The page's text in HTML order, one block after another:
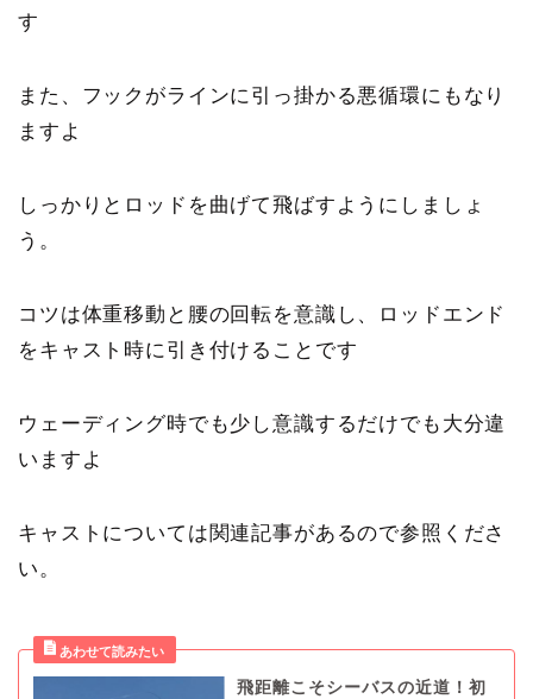
す
また、フックがラインに引っ掛かる悪循環にもなり
ますよ
しっかりとロッドを曲げて飛ばすようにしましょ
う。
コツは体重移動と腰の回転を意識し、ロッドエンド
をキャスト時に引き付けることです
ウェーディング時でも少し意識するだけでも大分違
いますよ
キャストについては関連記事があるので参照くださ
い。
飛距離こそシーバスの近道！初